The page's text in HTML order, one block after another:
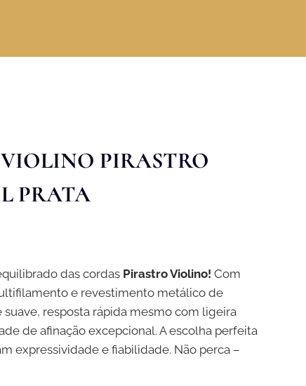
PIRASTRO
PRATA
das cordas Pirastro Violino! Com
e revestimento metálico de
resposta rápida mesmo com ligeira
de afinação excepcional. A escolha perfeita
expressividade e fiabilidade. Não perca –